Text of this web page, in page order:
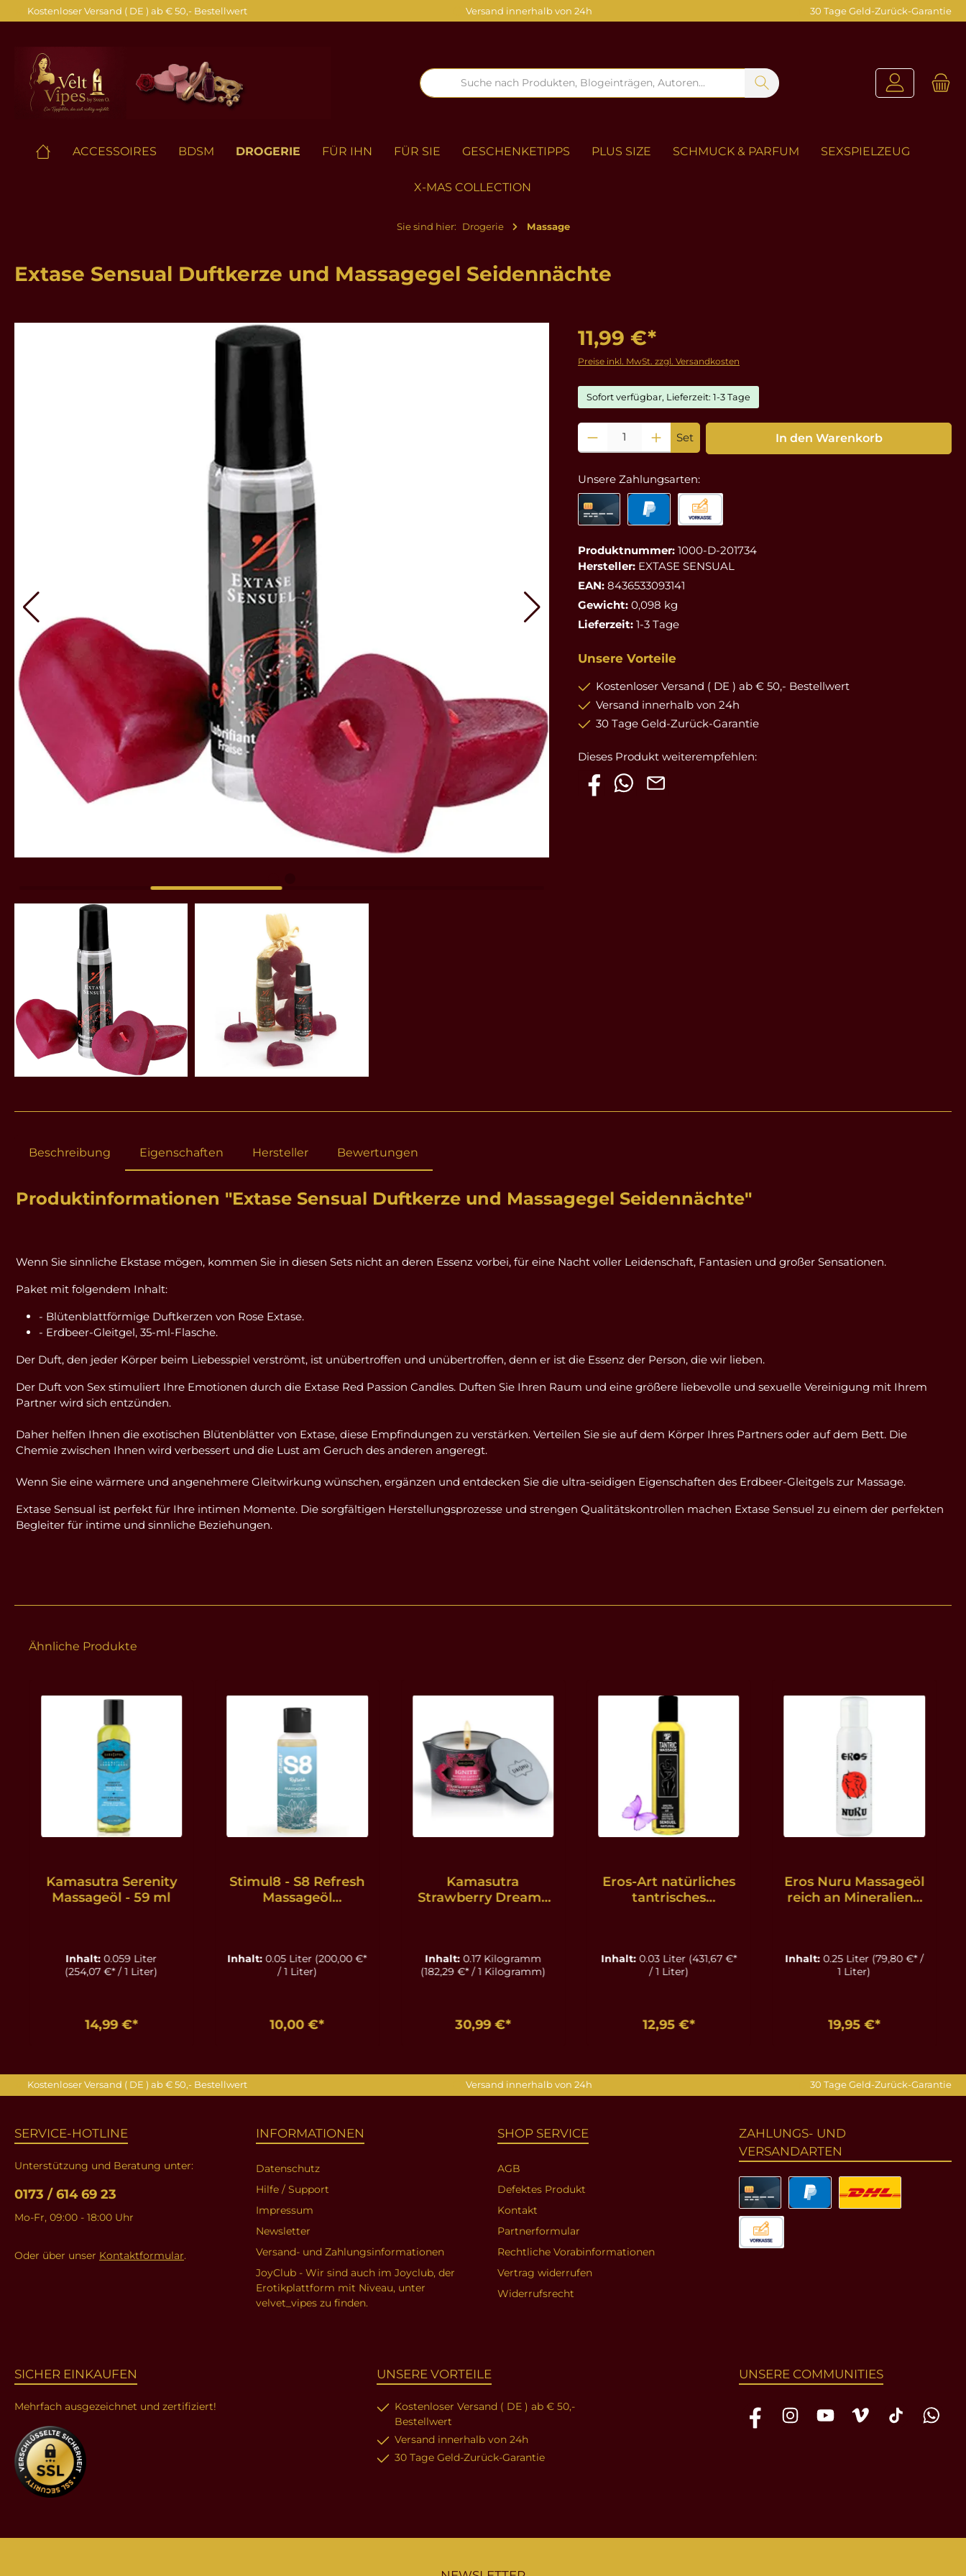
Zur Hauptnavigation springen
Kostenloser Versand ( DE ) ab € 50,- Bestellwert Versand innerhalb von 24h 30 Tage Geld-Zurück-Garantie
ACCESSOIRES BDSM DROGERIE FÜR IHN FÜR SIE GESCHENKETIPPS PLUS SIZE SCHMUCK & PARFUM SEXSPIELZEUG
X-MAS COLLECTION
Sie sind hier: Drogerie Massage
Extase Sensual Duftkerze und Massagegel Seidennächte
11,99 €*
Preise inkl. MwSt. zzgl. Versandkosten
Sofort verfügbar, Lieferzeit: 1-3 Tage
Produkt Anzahl: Gib den gewünschten Wert ein oder benutze die Schaltflächen um die
Set In den Warenkorb
Unsere Zahlungsarten:
Produktnummer: 1000-D-201734
Hersteller: EXTASE SENSUAL
EAN: 8436533093141
Gewicht: 0,098 kg
Lieferzeit: 1-3 Tage
Unsere Vorteile
Kostenloser Versand ( DE ) ab € 50,- Bestellwert
Versand innerhalb von 24h
30 Tage Geld-Zurück-Garantie
Dieses Produkt weiterempfehlen:
Beschreibung Eigenschaften Hersteller Bewertungen
Produktinformationen "Extase Sensual Duftkerze und Massagegel Seidennächte"
Wenn Sie sinnliche Ekstase mögen, kommen Sie in diesen Sets nicht an deren Essenz vorbei, für eine Nacht voller Leidenschaft, Fantasien und großer Sensationen.
Paket mit folgendem Inhalt:
- Blütenblattförmige Duftkerzen von Rose Extase.
- Erdbeer-Gleitgel, 35-ml-Flasche.
Der Duft, den jeder Körper beim Liebesspiel verströmt, ist unübertroffen und unübertroffen, denn er ist die Essenz der Person, die wir lieben.
Der Duft von Sex stimuliert Ihre Emotionen durch die Extase Red Passion Candles. Duften Sie Ihren Raum und eine größere liebevolle und sexuelle Vereinigung mit Ihrem
Partner wird sich entzünden.
Daher helfen Ihnen die exotischen Blütenblätter von Extase, diese Empfindungen zu verstärken. Verteilen Sie sie auf dem Körper Ihres Partners oder auf dem Bett. Die
Chemie zwischen Ihnen wird verbessert und die Lust am Geruch des anderen angeregt.
Wenn Sie eine wärmere und angenehmere Gleitwirkung wünschen, ergänzen und entdecken Sie die ultra-seidigen Eigenschaften des Erdbeer-Gleitgels zur Massage.
Extase Sensual ist perfekt für Ihre intimen Momente. Die sorgfältigen Herstellungsprozesse und strengen Qualitätskontrollen machen Extase Sensuel zu einem der perfekten
Begleiter für intime und sinnliche Beziehungen.
Ähnliche Produkte
Kamasutra Serenity
Massageöl - 59 ml
Inhalt:0.059 Liter
(254,07 €* / 1 Liter)
14,99 €*
Stimul8 - S8 Refresh
Massageöl
Baumwolle - 50 ml
Inhalt:0.05 Liter (200,00 €*
/ 1 Liter)
10,00 €*
Kamasutra
Strawberry Dreams
Inhalt: 0.17 Kilogramm
(182,29 €* / 1 Kilogramm)
30,99 €*
Eros-Art natürliches
tantrisches
ml
Inhalt: 0.03 Liter (431,67 €*
/ 1 Liter)
12,95 €*
Eros Nuru Massageöl
reich an Mineralien -
Inhalt:0.25 Liter (79,80 €* /
1 Liter)
19,95 €*
Kostenloser Versand ( DE ) ab € 50,- Bestellwert Versand innerhalb von 24h 30 Tage Geld-Zurück-Garantie
SERVICE-HOTLINE
Unterstützung und Beratung unter:
0173 / 614 69 23
Mo-Fr, 09:00 - 18:00 Uhr
Oder über unser Kontaktformular.
INFORMATIONEN
Datenschutz
Hilfe / Support
Impressum
Newsletter
Versand- und Zahlungsinformationen
JoyClub - Wir sind auch im Joyclub, der
Erotikplattform mit Niveau, unter
velvet_vipes zu finden.
SHOP SERVICE
AGB
Defektes Produkt
Kontakt
Partnerformular
Rechtliche Vorabinformationen
Vertrag widerrufen
Widerrufsrecht
ZAHLUNGS- UND
VERSANDARTEN
SICHER EINKAUFEN
Mehrfach ausgezeichnet und zertifiziert!
UNSERE VORTEILE
Kostenloser Versand ( DE ) ab € 50,-
Bestellwert
Versand innerhalb von 24h
30 Tage Geld-Zurück-Garantie
UNSERE COMMUNITIES
FacebookInstagramYouTube Vimeo TikTok